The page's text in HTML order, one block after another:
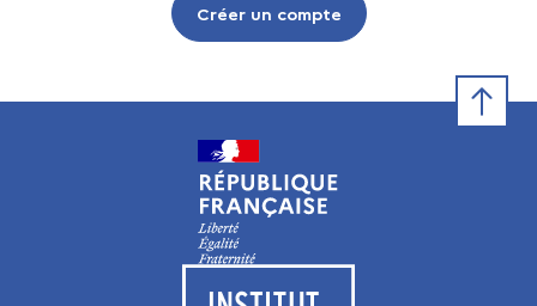
Créer un compte
Visiter le site de l’Institut français